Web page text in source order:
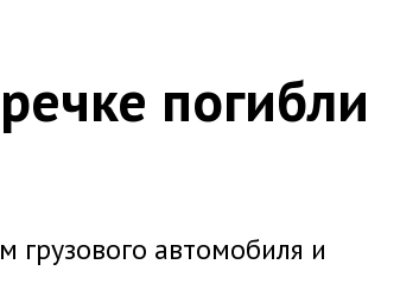
погибли
грузового автомобиля и